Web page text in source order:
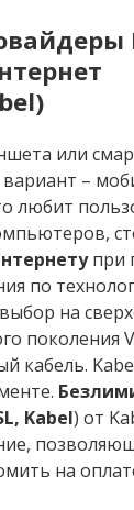
или
–
любит
при
по
на
поколения
кабель.
Kabel) от
на